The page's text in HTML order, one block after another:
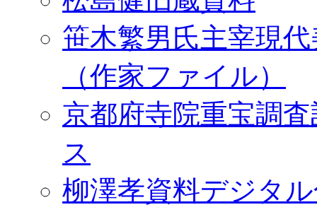
笹木繁男氏主宰現
（作家ファイル）
京都府寺院重宝調
ス
柳澤孝資料デジタ